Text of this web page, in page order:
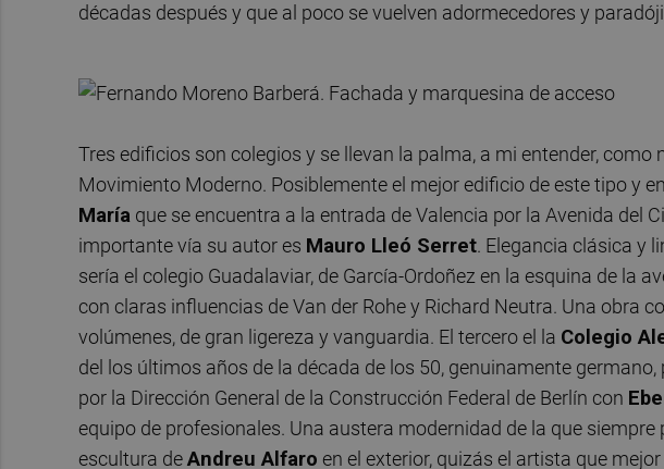
décadas después y que al poco se vuelven adormecedores y
Tres edificios son colegios y se llevan la palma, a mi entender,
Movimiento Moderno. Posiblemente el mejor edificio de este tipo y
María que se encuentra a la entrada de Valencia por la Avenida del
importante vía su autor es Mauro Lleó Serret. Elegancia clásica y
sería el colegio Guadalaviar, de García-Ordoñez en la esquina de la
con claras influencias de Van der Rohe y Richard Neutra. Una obra
volúmenes, de gran ligereza y vanguardia. El tercero el la Colegio
del los últimos años de la década de los 50, genuinamente
por la Dirección General de la Construcción Federal de Berlín con
equipo de profesionales. Una austera modernidad de la que
escultura deAndreu Alfaro en el exterior, quizás el artista que